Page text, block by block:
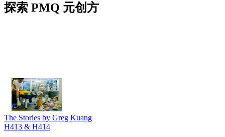
探索 PMQ 元创方
The Stories by Greg Kuang
H413 & H414